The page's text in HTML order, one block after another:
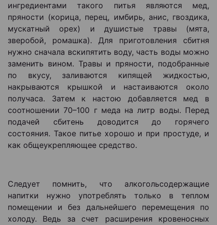
ингредиентами такого питья являются мед,
пряности (корица, перец, имбирь, анис, гвоздика,
мускатный орех) и душистые травы (мята,
зверобой, ромашка). Для приготовления сбитня
нужно сначала вскипятить воду, часть воды можно
заменить вином. Травы и пряности, подобранные
по вкусу, заливаются кипящей жидкостью,
накрываются крышкой и настаиваются около
получаса. Затем к настою добавляется мед в
соотношении 70–100 г меда на литр воды. Перед
подачей сбитень доводится до горячего
состояния. Такое питье хорошо и при простуде, и
как общеукрепляющее средство.
Следует помнить, что алкогольсодержащие
напитки нужно употреблять только в теплом
помещении и без дальнейшего перемещения по
холоду. Ведь за счет расширения кровеносных